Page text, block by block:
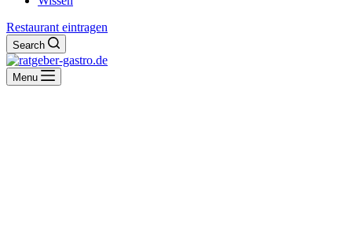
Restaurant eintragen
Search
Menu